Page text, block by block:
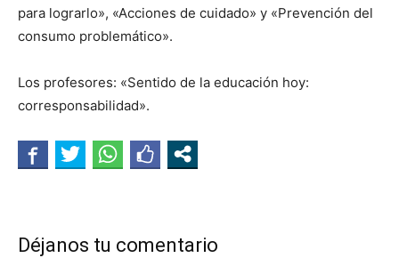
para lograrlo», «Acciones de cuidado» y «Prevención del
consumo problemático».
Los profesores: «Sentido de la educación hoy:
corresponsabilidad».
Déjanos tu comentario